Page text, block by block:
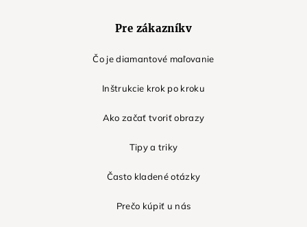
Pre zákazníkv
Čo je diamantové maľovanie
Inštrukcie krok po kroku
Ako začať tvoriť obrazy
Tipy a triky
Často kladené otázky
Prečo kúpiť u nás